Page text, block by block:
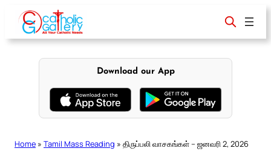
content
Download our App
Home » Tamil Mass Reading » திருப்பலி வாசகங்கள் – ஜனவரி 2, 2026